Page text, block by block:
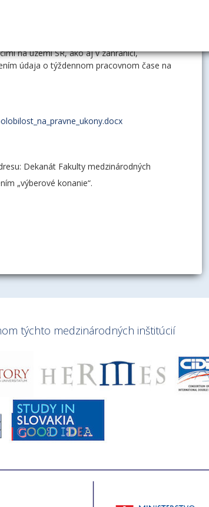
úradne overené,
na území SR, ako aj v zahraničí,
údaja o týždennom pracovnom čase na
Dekanát Fakulty medzinárodných
„výberové konanie“.
týchto medzinárodných inštitúcií